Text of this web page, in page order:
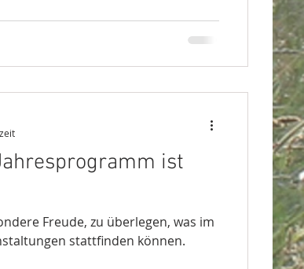
ist
Freude, zu überlegen, was im
stattfinden können.